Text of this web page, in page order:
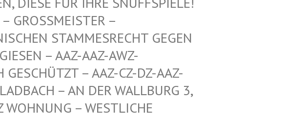
– ALTHE
GEGEN DEUTS
– AAZ-AAZ-AWZ-SPIEL
– AAZ-CZ-DZ-AAZ-ZZ-LZ-
– AN DER WALLBURG 3, 5. ETA
– WESTLICHE RICHTU